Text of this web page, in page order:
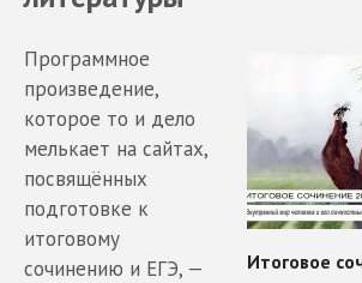
Программное
произведение,
которое то и дело
мелькает на сайтах,
посвящённых
подготовке к
итоговому
сочинению и ЕГЭ, —